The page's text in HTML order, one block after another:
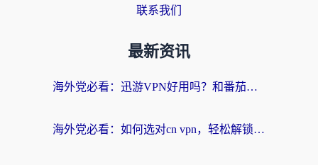
联系我们
最新资讯
海外党必看：迅游VPN好用吗？和番茄加速器VPN对比哪个回国效果更好？
海外党必看：如何选对cn vpn，轻松解锁国内影音游戏？